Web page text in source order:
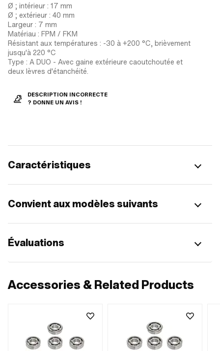
Ø ; intérieur : 17 mm
Ø ; extérieur : 40 mm
Largeur : 7 mm
Matériau : FPM / FKM
Résistant aux températures : -30 à +200 °C, brièvement
jusqu'à 220 °C
Type : A DUO - Avec gaine extérieure caoutchoutée et
deux lèvres d'étanchéité.
DESCRIPTION INCORRECTE
? DONNE UN AVIS !
Caractéristiques
Convient aux modèles suivants
Évaluations
Accessories & Related Products